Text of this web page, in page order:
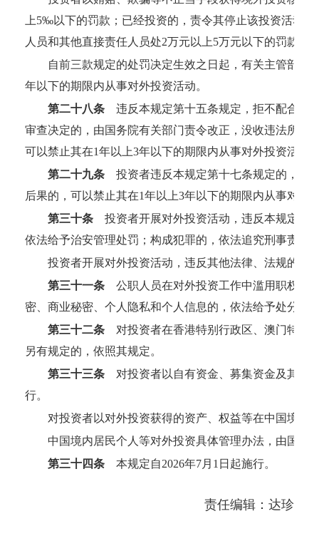
上5‰以下的罚款；已经投资的，责令其停止该投资活动
人员和其他直接责任人员处2万元以上5万元以下的罚款。
自前三款规定的处罚决定生效之日起，有关主管部门
年以下的期限内从事对外投资活动。
第二十八条 违反本规定第十五条规定，拒不配合境
审查决定的，由国务院有关部门责令改正，没收违法所得
可以禁止其在1年以上3年以下的期限内从事对外投资活
第二十九条 投资者违反本规定第十七条规定的，国
后果的，可以禁止其在1年以上3年以下的期限内从事对外
第三十条 投资者开展对外投资活动，违反本规定，
依法给予治安管理处罚；构成犯罪的，依法追究刑事责任
投资者开展对外投资活动，违反其他法律、法规的，
第三十一条 公职人员在对外投资工作中滥用职权、
密、商业秘密、个人隐私和个人信息的，依法给予处分；
第三十二条 对投资者在香港特别行政区、澳门特别
另有规定的，依照其规定。
第三十三条 对投资者以自有资金、募集资金及其他
行。
对投资者以对外投资获得的资产、权益等在中国境外
中国境内居民个人等对外投资具体管理办法，由国务
第三十四条 本规定自2026年7月1日起施行。
责任编辑：达珍